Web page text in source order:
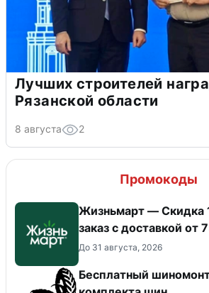
Лучших строителей
Рязанской области
8 августа 2
Промокоды
Жизньмарт — Скидка
заказ с доставкой от
До 31 августа, 2026
Бесплатный